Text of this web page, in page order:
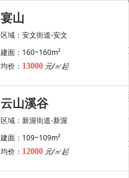
安文街道新渥街道
1个楼盘
磐安周边
1个楼盘
宴山
区域：安文街道-安文
建面：160~160m²
均价： 13000 元/㎡起
云山溪谷
区域：新渥街道-新渥
建面：109~109m²
均价： 12000 元/㎡起